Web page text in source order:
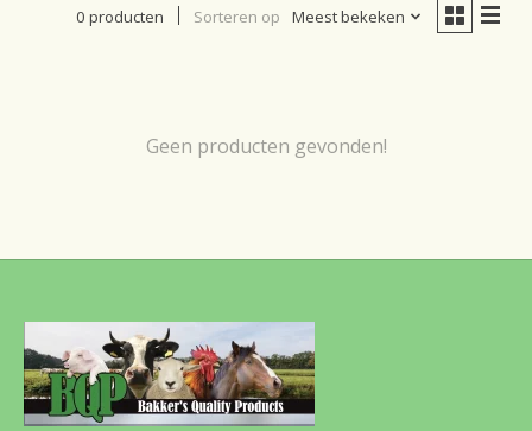
0 producten Sorteren op Meest bekeken
Geen producten gevonden!